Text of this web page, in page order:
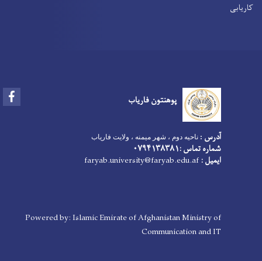
کاریابی
پوهنتون فاریاب
آدرس : ناحیه دوم ، شهر میمنه ، ولایت فاریاب
شماره تماس :۰۷۹۴۱۳۸۳۸۱
ایمیل :
Powered by: Islamic Emirate of Afghanistan Ministry of
Communication and IT